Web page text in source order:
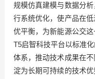
规模仿真建模与数据分
行系统优化，使产品在
优平衡，为新能源公交这
T5启智科技平台以标准
体系，推动技术成果在
淀为长期可持续的技术